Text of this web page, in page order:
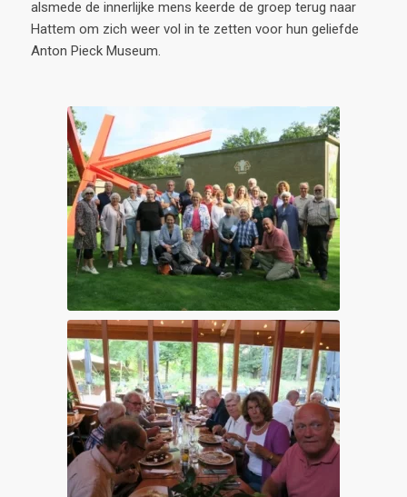
alsmede de innerlijke mens keerde de groep terug naar
Hattem om zich weer vol in te zetten voor hun geliefde
Anton Pieck Museum.